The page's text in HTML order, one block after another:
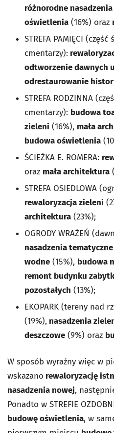
różnorodne
oświetlenia (16%) oraz
STREFA PAMIĘCI
cmentarzy):
odtworzenie dawnych
odrestaurowanie
STREFA RODZINNA
cmentarzy): budowa
zieleni (16%), mała
budowa oświetlenia
ŚCIEŻKA E. ROMERA:
oraz mała architektura
STREFA OSIEDLOWA
rewaloryzacja zieleni
architektura (23%);
OGRODY WRAŻEŃ
nasadzenia
wodne (15%), budowa
remont budynku
pozostałych (13%);
EKOPARK (tereny nad
(19%), nasadzenia
deszczowe (9%) oraz
W sposób wyraźny więc w
wskazano rewaloryzację
nasadzenia nowej,
Ponadto w STREFIE
budowę oświetlenia, w